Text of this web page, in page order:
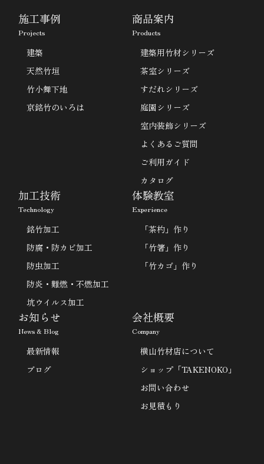
施工事例
Projects
建築
天然竹垣
竹小舞下地
京銘竹のいろは
商品案内
Products
建築用竹材シリーズ
茶室シリーズ
すだれシリーズ
庭園シリーズ
室内装飾シリーズ
よくあるご質問
ご利用ガイド
カタログ
加工技術
Technology
銘竹加工
防腐・防カビ加工
防虫加工
防炎・難燃・不燃加工
坑ウイルス加工
体験教室
Experience
「茶杓」作り
「竹箸」作り
「竹カゴ」作り
お知らせ
News & Blog
最新情報
ブログ
会社概要
Company
横山竹材店について
ショップ「TAKENOKO」
お問い合わせ
お見積もり